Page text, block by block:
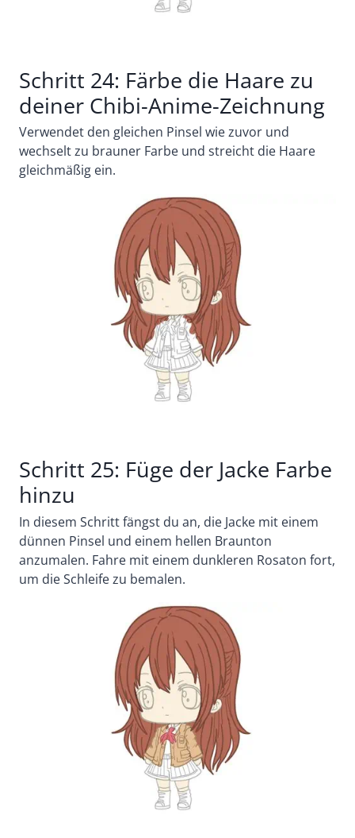
Schritt 24: Färbe die Haare zu
deiner Chibi-Anime-Zeichnung
Verwendet den gleichen Pinsel wie zuvor und
wechselt zu brauner Farbe und streicht die Haare
gleichmäßig ein.
Schritt 25: Füge der Jacke Farbe
hinzu
In diesem Schritt fängst du an, die Jacke mit einem
dünnen Pinsel und einem hellen Braunton
anzumalen. Fahre mit einem dunkleren Rosaton fort,
um die Schleife zu bemalen.